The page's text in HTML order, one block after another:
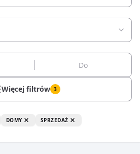
Więcej filtrów 3
DOMY
SPRZEDAŻ